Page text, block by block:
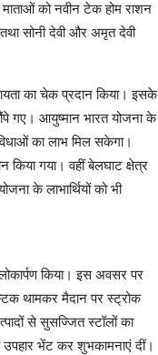
को नवीन टेक होम राशन
सोनी देवी और अमृत देवी
का चेक प्रदान किया। इसके
गए। आयुष्मान भारत योजना के
का लाभ मिल सकेगा।
किया गया। वहीं बेलघाट क्षेत्र
के लाभार्थियों को भी
किया। इस अवसर पर
थामकर मैदान पर स्ट्रोक
से सुसज्जित स्टॉलों का
भेंट कर शुभकामनाएं दीं।